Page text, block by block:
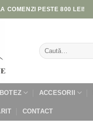
COMENZI PESTE 800 LEI!
Caută
după:
BOTEZ ACCESORII
CONTACT